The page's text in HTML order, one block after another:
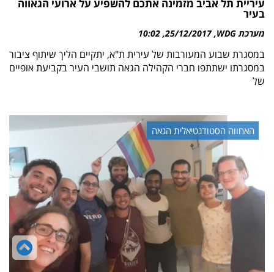
עיריית תל אביב מזמינה אתכם להשפיע על ארועי הגאווה
בעיר
מערכת WDG 25/12/2017
10:02
במסגרת שבוע המעורבות של עירית ת"א, יתקיים הליך שיתוף ציבור
במסגרתו ישתתפו חברי הקהילה הגאה תושבי העיר בקביעת אופיים
של
האחווה הסטודנטיאלית הגאה